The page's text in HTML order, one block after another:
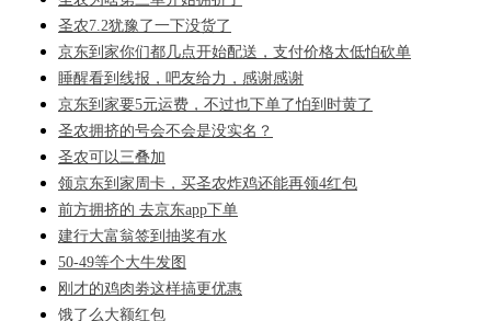
圣农7.2犹豫了一下没货了
京东到家你们都几点开始配送，支付价格太低怕砍单
睡醒看到线报，吧友给力，感谢感谢
京东到家要5元运费，不过也下单了怕到时黄了
圣农拥挤的号会不会是没实名？
圣农可以三叠加
领京东到家周卡，买圣农炸鸡还能再领4红包
前方拥挤的 去京东app下单
建行大富翁签到抽奖有水
50-49等个大牛发图
刚才的鸡肉劵这样搞更优惠
饿了么大额红包